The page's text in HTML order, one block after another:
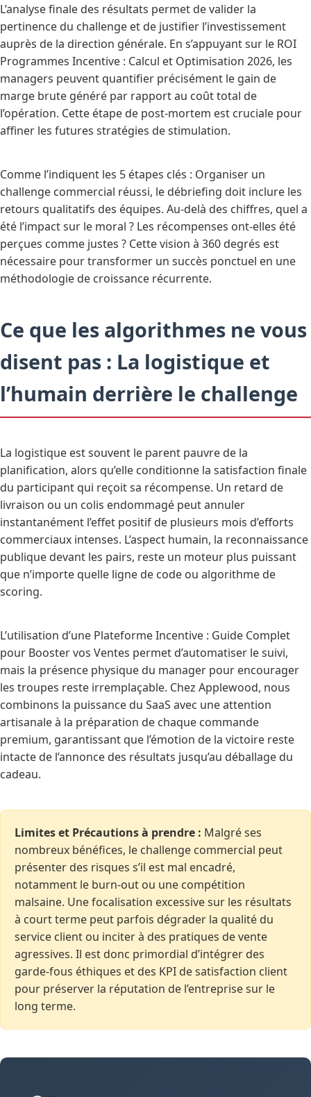
L’analyse finale des résultats permet de valider la
pertinence du challenge et de justifier l’investissement
auprès de la direction générale. En s’appuyant sur le ROI
Programmes Incentive : Calcul et Optimisation 2026, les
managers peuvent quantifier précisément le gain de
marge brute généré par rapport au coût total de
l’opération. Cette étape de post-mortem est cruciale pour
affiner les futures stratégies de stimulation.
Comme l’indiquent les 5 étapes clés : Organiser un
challenge commercial réussi, le débriefing doit inclure les
retours qualitatifs des équipes. Au-delà des chiffres, quel a
été l’impact sur le moral ? Les récompenses ont-elles été
perçues comme justes ? Cette vision à 360 degrés est
nécessaire pour transformer un succès ponctuel en une
méthodologie de croissance récurrente.
Ce que les algorithmes ne vous
disent pas : La logistique et
l’humain derrière le challenge
La logistique est souvent le parent pauvre de la
planification, alors qu’elle conditionne la satisfaction finale
du participant qui reçoit sa récompense. Un retard de
livraison ou un colis endommagé peut annuler
instantanément l’effet positif de plusieurs mois d’efforts
commerciaux intenses. L’aspect humain, la reconnaissance
publique devant les pairs, reste un moteur plus puissant
que n’importe quelle ligne de code ou algorithme de
scoring.
L’utilisation d’une Plateforme Incentive : Guide Complet
pour Booster vos Ventes permet d’automatiser le suivi,
mais la présence physique du manager pour encourager
les troupes reste irremplaçable. Chez Applewood, nous
combinons la puissance du SaaS avec une attention
artisanale à la préparation de chaque commande
premium, garantissant que l’émotion de la victoire reste
intacte de l’annonce des résultats jusqu’au déballage du
cadeau.
Limites et Précautions à prendre : Malgré ses
nombreux bénéfices, le challenge commercial peut
présenter des risques s’il est mal encadré,
notamment le burn-out ou une compétition
malsaine. Une focalisation excessive sur les résultats
à court terme peut parfois dégrader la qualité du
service client ou inciter à des pratiques de vente
agressives. Il est donc primordial d’intégrer des
garde-fous éthiques et des KPI de satisfaction client
pour préserver la réputation de l’entreprise sur le
long terme.